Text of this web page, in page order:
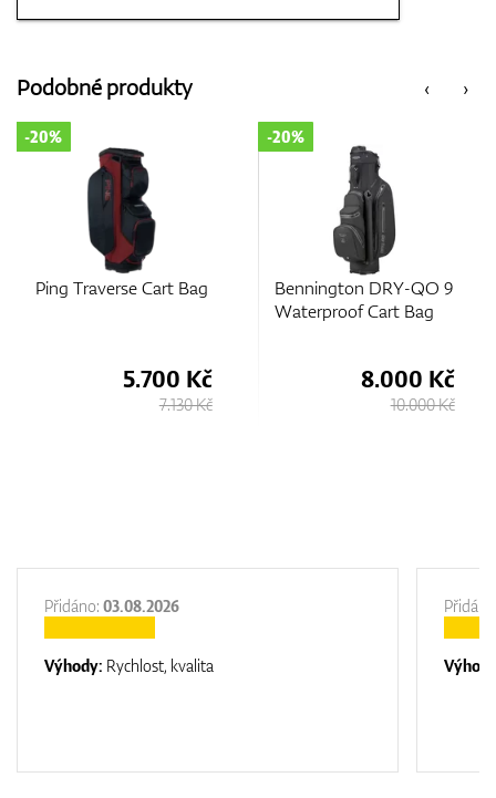
Dárkové poukazy
‹
Podobné produkty ›
Traverse Cart Bag
5.700 Kč
7.130 Kč
Bennington DRY-QO 9
Waterproof Cart Bag
-20%
8.000 Kč
10.000 Kč
Přidáno: 03.08.2026
Výhody: Rychlost, kvalita